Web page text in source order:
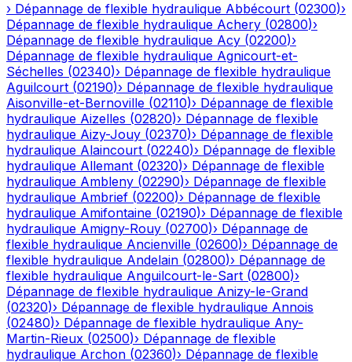
› Dépannage de flexible hydraulique Abbécourt (02300)›
Dépannage de flexible hydraulique Achery (02800)›
Dépannage de flexible hydraulique Acy (02200)›
Dépannage de flexible hydraulique Agnicourt-et-
Séchelles (02340)› Dépannage de flexible hydraulique
Aguilcourt (02190)› Dépannage de flexible hydraulique
Aisonville-et-Bernoville (02110)› Dépannage de flexible
hydraulique Aizelles (02820)› Dépannage de flexible
hydraulique Aizy-Jouy (02370)› Dépannage de flexible
hydraulique Alaincourt (02240)› Dépannage de flexible
hydraulique Allemant (02320)› Dépannage de flexible
hydraulique Ambleny (02290)› Dépannage de flexible
hydraulique Ambrief (02200)› Dépannage de flexible
hydraulique Amifontaine (02190)› Dépannage de flexible
hydraulique Amigny-Rouy (02700)› Dépannage de
flexible hydraulique Ancienville (02600)› Dépannage de
flexible hydraulique Andelain (02800)› Dépannage de
flexible hydraulique Anguilcourt-le-Sart (02800)›
Dépannage de flexible hydraulique Anizy-le-Grand
(02320)› Dépannage de flexible hydraulique Annois
(02480)› Dépannage de flexible hydraulique Any-
Martin-Rieux (02500)› Dépannage de flexible
hydraulique Archon (02360)› Dépannage de flexible